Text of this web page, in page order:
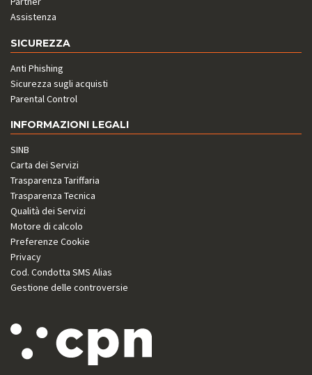
Assistenza
SICUREZZA
Anti Phishing
Sicurezza sugli acquisti
Parental Control
INFORMAZIONI LEGALI
SINB
Carta dei Servizi
Trasparenza Tariffaria
Trasparenza Tecnica
Qualità dei Servizi
Motore di calcolo
Preferenze Cookie
Privacy
Cod. Condotta SMS Alias
Gestione delle controversie